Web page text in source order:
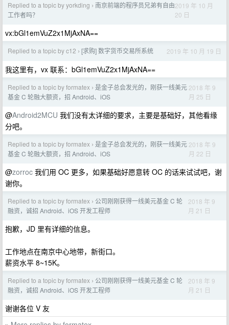
Replied to a topic by yorkding › 南京前端的程序员兄弟有自由
工作者吗？
2019 年 10 月
20 日
vx:bGl1emVuZ2x1MjAxNA==
Replied to a topic by c12 › [求购] 数字货币交易所系统 2019 年 10 月 19 日
我这里有，vx 联系：bGl1emVuZ2x1MjAxNA==
Replied to a topic by formatex › 是金子总会发光的，刚获一线美元
基金 C 轮融大额资，招 Android、iOS
2018 年 9
月 25 日
@Android2MCU 我们没有太详细的要求，主要是基础好，其他看缘
分吧。
Replied to a topic by formatex › 是金子总会发光的，刚获一线美元
基金 C 轮融大额资，招 Android、iOS
2018 年 9
月 22 日
@zorroc 我们用 OC 更多，如果基础好愿意转 OC 的话来试试吧，谢
谢你。
Replied to a topic by formatex › 公司刚刚获得一线美元基金 C 轮
融资，诚招 Android、iOS 开发工程师
2018 年 9
月 21 日
抱歉，JD 里有详细的信息。
工作地点在南京中心地带，新街口。
薪资水平 8~15K。
Replied to a topic by formatex › 公司刚刚获得一线美元基金 C 轮
融资，诚招 Android、iOS 开发工程师
2018 年 9
月 21 日
谢谢各位 V 友